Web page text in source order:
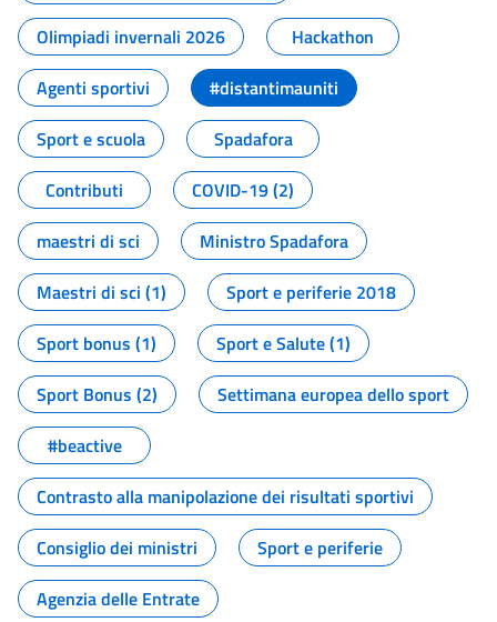
Olimpiadi invernali 2026
Hackathon
Agenti sportivi
#distantimauniti
Sport e scuola
Spadafora
Contributi
COVID-19 (2)
maestri di sci
Ministro Spadafora
Maestri di sci (1)
Sport e periferie 2018
Sport bonus (1)
Sport e Salute (1)
Sport Bonus (2)
Settimana europea dello sport
#beactive
Contrasto alla manipolazione dei risultati sportivi
Consiglio dei ministri
Sport e periferie
Agenzia delle Entrate